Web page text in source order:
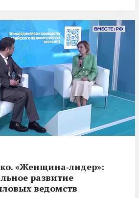
«Женщина‑лидер»:
развитие
ведомств